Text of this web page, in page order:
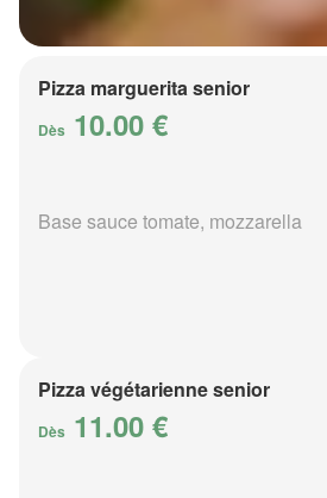
Pizza marguerita senior
Dès 10.00 €
Base sauce tomate, mozzarella
Pizza végétarienne senior
Dès 11.00 €